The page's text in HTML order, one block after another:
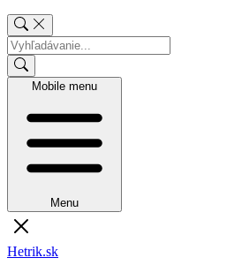
Mobile menu
Menu
Hetrik.sk